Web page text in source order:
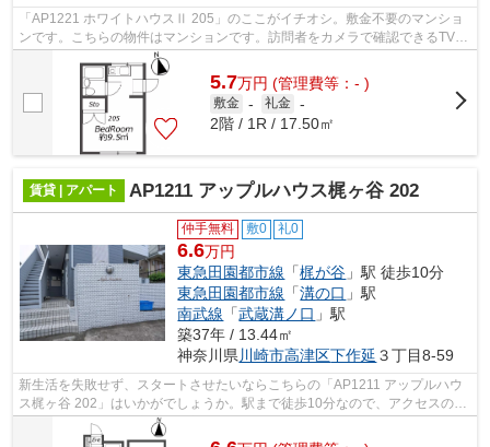
「AP1221 ホワイトハウスⅡ 205」のここがイチオシ。敷金不要のマンショ
ンです。こちらの物件はマンションです。訪問者をカメラで確認できるTVイ
ンターホン設置済み。室内設備はエアコ...
5.7万円 (管理費等：- )
敷金 - 礼金 -
2階 / 1R / 17.50㎡
賃貸 | アパート AP1211 アップルハウス梶ヶ谷 202
仲手無料 敷0 礼0
6.6万円
東急田園都市線 「梶が谷 」駅 徒歩10分
東急田園都市線 「溝の口 」駅
南武線 「武蔵溝ノ口 」駅
築37年 / 13.44㎡
神奈川県 川崎市高津区下作延 ３丁目8-59
新生活を失敗せず、スタートさせたいならこちらの「AP1211 アップルハウ
ス梶ヶ谷 202」はいかがでしょうか。駅まで徒歩10分なので、アクセスの良
い物件です。川崎市高津区で新しい住ま...